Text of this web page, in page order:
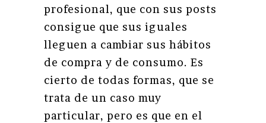
profesional, que con sus posts
consigue que sus iguales
lleguen a cambiar sus hábitos
de compra y de consumo. Es
cierto de todas formas, que se
trata de un caso muy
particular, pero es que en el